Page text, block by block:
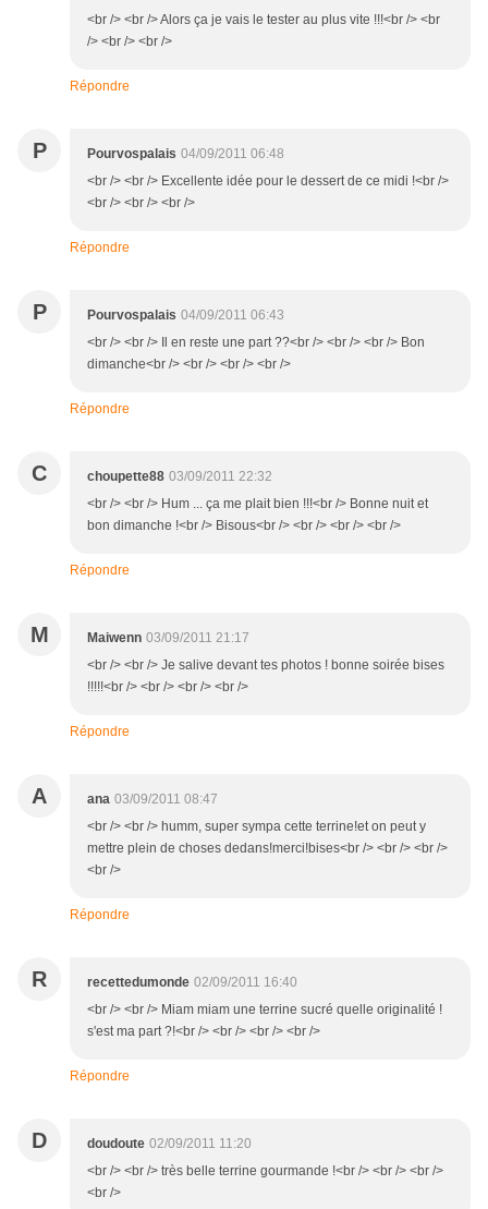
<br /> <br /> Alors ça je vais le tester au plus vite !!!<br /> <br
/> <br /> <br />
Répondre
P Pourvospalais 04/09/2011 06:48
<br /> <br /> Excellente idée pour le dessert de ce midi !<br />
<br /> <br /> <br />
Répondre
P Pourvospalais 04/09/2011 06:43
<br /> <br /> Il en reste une part ??<br /> <br /> <br /> Bon
dimanche<br /> <br /> <br /> <br />
Répondre
C choupette88 03/09/2011 22:32
<br /> <br /> Hum ... ça me plait bien !!!<br /> Bonne nuit et
bon dimanche !<br /> Bisous<br /> <br /> <br /> <br />
Répondre
M Maiwenn 03/09/2011 21:17
<br /> <br /> Je salive devant tes photos ! bonne soirée bises
!!!!!<br /> <br /> <br /> <br />
Répondre
A ana 03/09/2011 08:47
<br /> <br /> humm, super sympa cette terrine!et on peut y
mettre plein de choses dedans!merci!bises<br /> <br /> <br />
<br />
Répondre
R recettedumonde 02/09/2011 16:40
<br /> <br /> Miam miam une terrine sucré quelle originalité !
s'est ma part ?!<br /> <br /> <br /> <br />
Répondre
D doudoute 02/09/2011 11:20
<br /> <br /> très belle terrine gourmande !<br /> <br /> <br />
<br />